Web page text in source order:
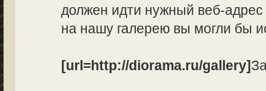
должен идти нужный веб-
на нашу галерею вы могли бы
[url=http://diorama.ru/gallery]